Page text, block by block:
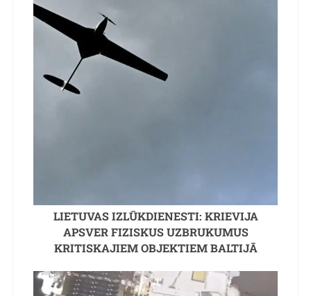
LIETUVAS IZLŪKDIENESTI: KRIEVIJA
APSVER FIZISKUS UZBRUKUMUS
KRITISKAJIEM OBJEKTIEM BALTIJĀ